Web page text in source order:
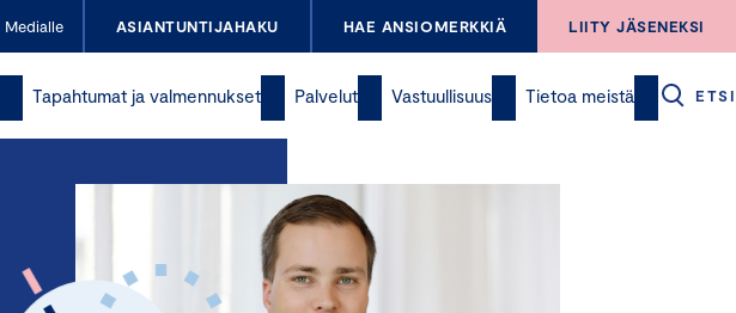
Medialle ASIANTUNTIJAHAKU HAE ANSIOMERKKIÄ LIITY JÄSENEKSI
Tapahtumat ja valmennukset Palvelut Vastuullisuus Tietoa meistä ETSI